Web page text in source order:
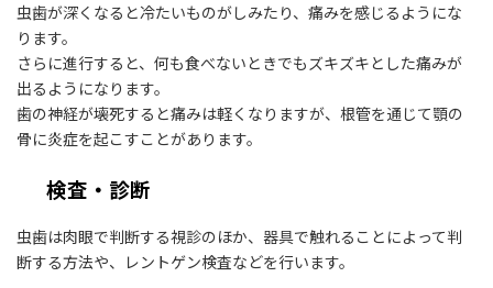
虫歯が深くなると冷たいものがしみたり、痛みを感じるようにな
ります。
さらに進行すると、何も食べないときでもズキズキとした痛みが
出るようになります。
歯の神経が壊死すると痛みは軽くなりますが、根管を通じて顎の
骨に炎症を起こすことがあります。
検査・診断
虫歯は肉眼で判断する視診のほか、器具で触れることによって判
断する方法や、レントゲン検査などを行います。